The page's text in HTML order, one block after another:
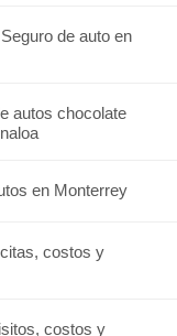
de auto en
autos chocolate
en Monterrey
costos y
costos y